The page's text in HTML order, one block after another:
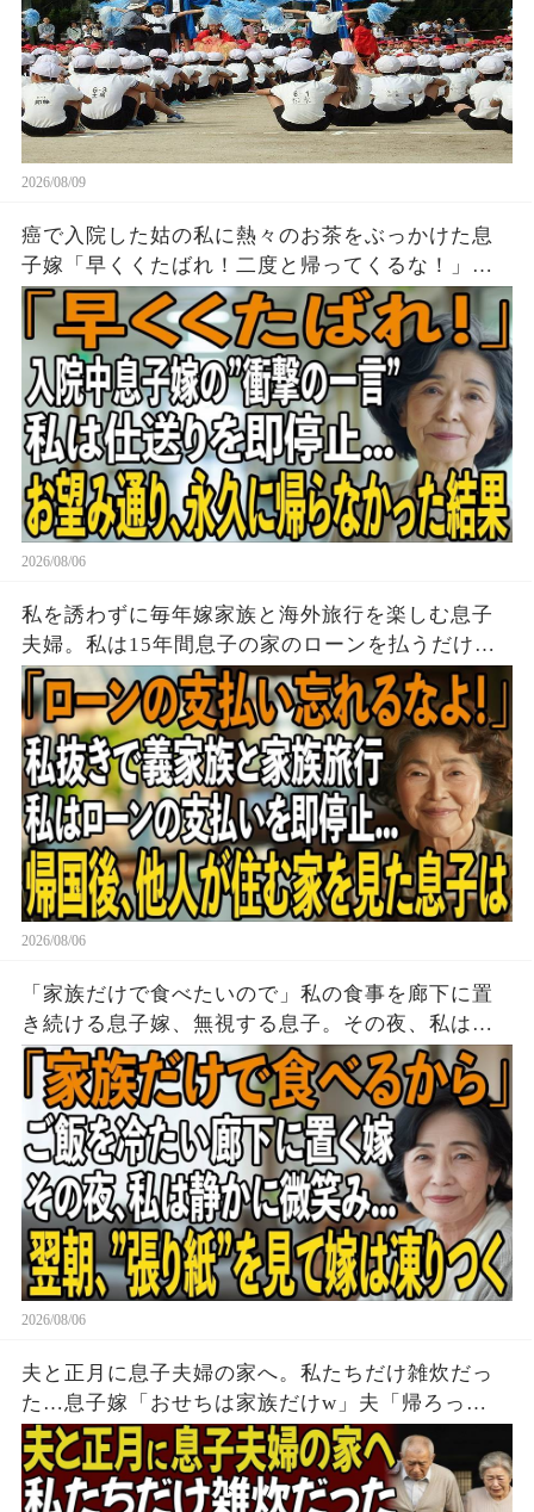
2026/08/09
癌で入院した姑の私に熱々のお茶をぶっかけた息
子嫁「早くくたばれ！二度と帰ってくるな！」→
お望みどおり私は息子夫婦へ仕送りを停止し、永
久に帰らなかった結果
2026/08/06
私を誘わずに毎年嫁家族と海外旅行を楽しむ息子
夫婦。私は15年間息子の家のローンを払うだけ黙
って実印を押し家を即売却→帰国後、他人が住む
家を見た息子は顔面蒼白に
2026/08/06
「家族だけで食べたいので」私の食事を廊下に置
き続ける息子嫁、無視する息子。その夜、私は黙
って姿を消した→翌朝、玄関の張り紙に息子嫁は
顔面蒼白に
2026/08/06
夫と正月に息子夫婦の家へ。私たちだけ雑炊だっ
た…息子嫁「おせちは家族だけw」夫「帰ろっ
か…」私「そうね」→翌日、息子嫁から100件の鬼
電が…